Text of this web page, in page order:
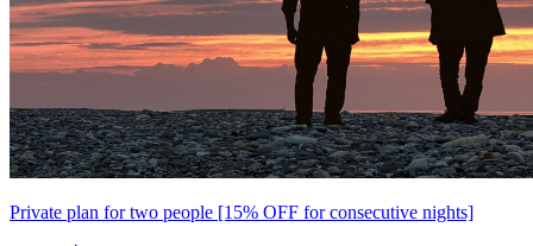
Private plan for two people [15% OFF for consecutive nights]